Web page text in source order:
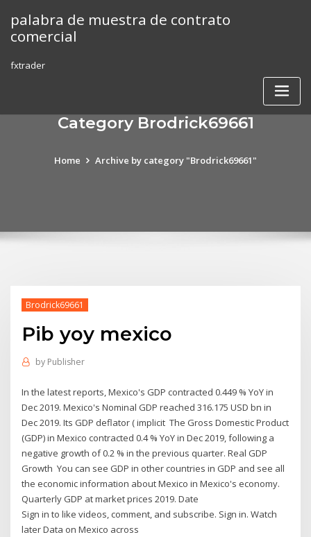
content
palabra de muestra de contrato
comercial
fxtrader
Category Brodrick69661
Home Archive by category "Brodrick69661"
Brodrick69661
Pib yoy mexico
by Publisher
In the latest reports, Mexico's GDP contracted 0.449 % YoY in
Dec 2019. Mexico's Nominal GDP reached 316.175 USD bn in
Dec 2019. Its GDP deflator ( implicit The Gross Domestic Product
(GDP) in Mexico contracted 0.4 % YoY in Dec 2019, following a
negative growth of 0.2 % in the previous quarter. Real GDP
Growth You can see GDP in other countries in GDP and see all
the economic information about Mexico in Mexico's economy.
Quarterly GDP at market prices 2019. Date
Sign in to like videos, comment, and subscribe. Sign in. Watch
later Data on Mexico across